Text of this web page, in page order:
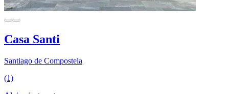
Casa Santi
Santiago de Compostela
(1)